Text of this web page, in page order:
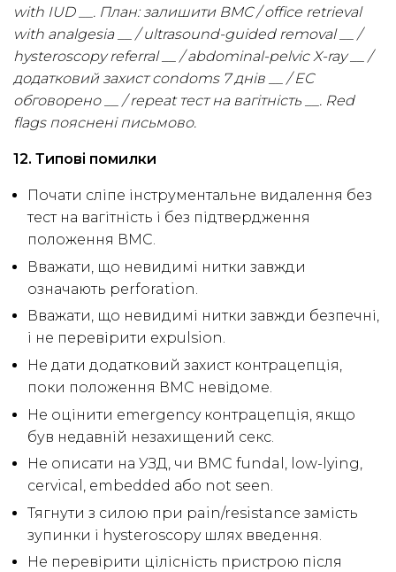
with IUD __. План: залишити ВМС / office retrieval
with analgesia __ / ultrasound-guided removal __ /
hysteroscopy referral __ / abdominal-pelvic X-ray __ /
додатковий захист condoms 7 днів __ / EC
обговорено __ / repeat тест на вагітність __. Red
flags пояснені письмово.
12. Типові помилки
Почати сліпе інструментальне видалення без
тест на вагітність і без підтвердження
положення ВМС.
Вважати, що невидимі нитки завжди
означають perforation.
Вважати, що невидимі нитки завжди безпечні,
і не перевірити expulsion.
Не дати додатковий захист контрацепція,
поки положення ВМС невідоме.
Не оцінити emergency контрацепція, якщо
був недавній незахищений секс.
Не описати на УЗД, чи ВМС fundal, low-lying,
cervical, embedded або not seen.
Тягнути з силою при pain/resistance замість
зупинки і hysteroscopy шлях введення.
Не перевірити цілісність пристрою після